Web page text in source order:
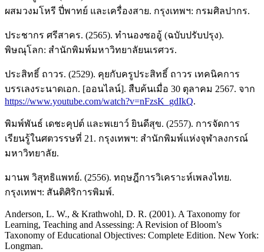
ผสมวงมโหรี ปี่พาทย์ และเครื่องสาย. กรุงเทพฯ: กรมศิลปากร.
ประชากร ศรีสาคร. (2565). ทำนองซออู้ (ฉบับปรับปรุง).
พิษณุโลก: สำนักพิมพ์มหาวิทยาลัยนเรศวร.
ประสิทธิ์ ถาวร. (2529). คุยกับครูประสิทธิ์ ถาวร เทคนิคการ
บรรเลงระนาดเอก. [ออนไลน์]. สืบค้นเมื่อ 30 ตุลาคม 2567. จาก
https://www.youtube.com/watch?v=nFzsK_gdIkQ.
พิมพ์พันธ์ เดชะคุปต์ และพเยาว์ ยินดีสุข. (2557). การจัดการ
เรียนรู้ในศตวรรษที่ 21. กรุงเทพฯ: สำนักพิมพ์แห่งจุฬาลงกรณ์
มหาวิทยาลัย.
มานพ วิสุทธิแพทย์. (2556). ทฤษฎีการวิเคราะห์เพลงไทย.
กรุงเทพฯ: สันติศิริการพิมพ์.
Anderson, L. W., & Krathwohl, D. R. (2001). A Taxonomy for
Learning, Teaching and Assessing: A Revision of Bloom’s
Taxonomy of Educational Objectives: Complete Edition. New York:
Longman.